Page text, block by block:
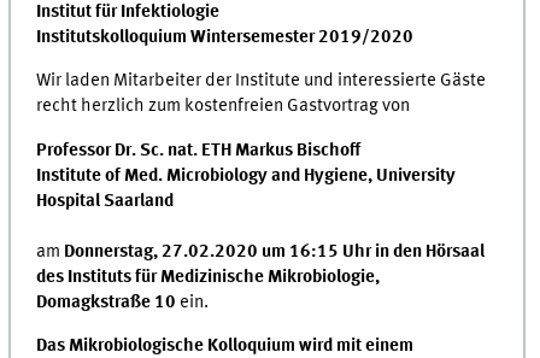
Institut für Infektiologie
Institutskolloquium Wintersemester 2019/2020
Wir laden Mitarbeiter der Institute und interessierte Gäste
recht herzlich zum kostenfreien Gastvortrag von
Professor Dr. Sc. nat. ETH Markus Bischoff
Institute of Med. Microbiology and Hygiene, University
Hospital Saarland
am Donnerstag, 27.02.2020 um 16:15 Uhr in den Hörsaal
des Instituts für Medizinische Mikrobiologie,
Domagkstraße 10 ein.
Das Mikrobiologische Kolloquium wird mit einem